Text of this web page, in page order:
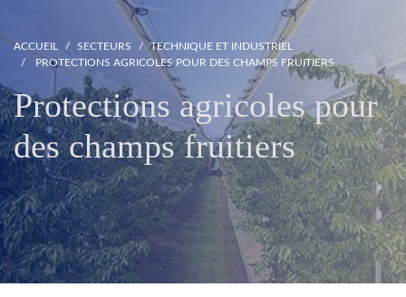
ACCUEIL SECTEURS
TECHNIQUE ET INDUSTRIEL
PROTECTIONS AGRICOLES POUR DES CHAMPS FRUITIERS
Protections agricoles pour
des champs fruitiers